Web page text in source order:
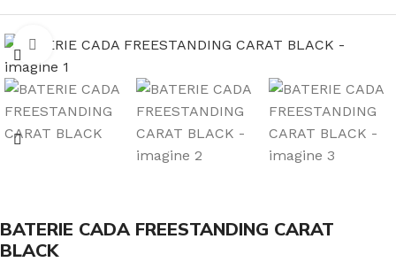
Click pentru a mari
BATERIE CADA FREESTANDING CARAT
BLACK